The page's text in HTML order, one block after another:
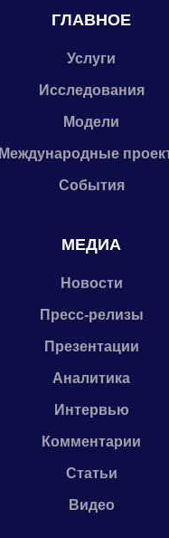
ГЛАВНОЕ
Услуги
Исследования
Модели
Международные
События
МЕДИА
Новости
Пресс-релизы
Презентации
Аналитика
Интервью
Комментарии
Статьи
Видео